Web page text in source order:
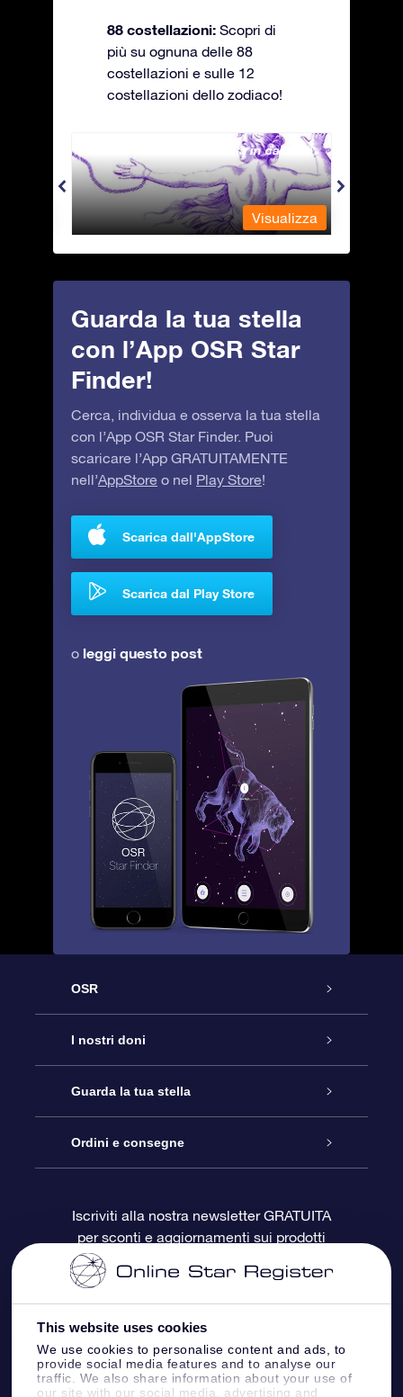
This website uses cookies
We use cookies to personalise content and ads, to
provide social media features and to analyse our
traffic. We also share information about your use of
our site with our social media, advertising and
88 costellazioni: Scopri di
più su ognuna delle 88
costellazioni e sulle 12
costellazioni dello zodiaco!
Andromeda - La fanciulla in catene
Visualizza
Guarda la tua stella
con l’App OSR Star
Finder!
Cerca, individua e osserva la tua stella
con l’App OSR Star Finder. Puoi
scaricare l’App GRATUITAMENTE
nell’AppStore o nel Play Store!
Scarica dall'AppStore
Scarica dal Play Store
o leggi questo post
OSR
Assistenza
Contattaci
Blog
OSR Recensioni
I nostri doni
Online Star Gift
Pacchetto regalo OSR
Gift Card OSR
Doni aziendali
Guarda la tua stella
Registro stellare
Star Page personalizzata
One Million Stars
OSR Starsaver
App VR ‘Fly me to the stars’
Ordini e consegne
Informazioni di Pagamento
Politica di reso
Iscriviti alla nostra newsletter GRATUITA
per sconti e aggiornamenti sui prodotti